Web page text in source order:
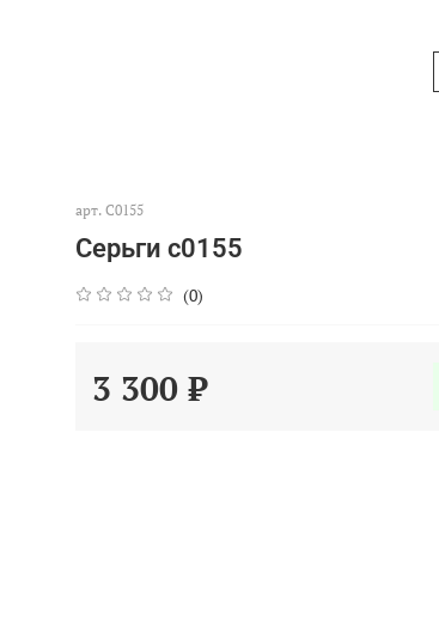
арт. С0155
Серьги с0155
(0)
3 300 ₽